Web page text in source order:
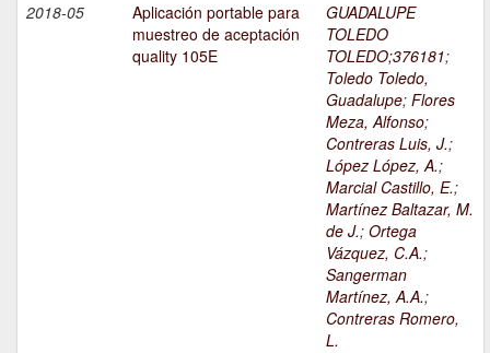
2018-05
Aplicación portable para
muestreo de aceptación
quality 105E
GUADALUPE
TOLEDO
TOLEDO;376181;
Toledo Toledo,
Guadalupe; Flores
Meza, Alfonso;
Contreras Luis, J.;
López López, A.;
Marcial Castillo, E.;
Martínez Baltazar, M.
de J.; Ortega
Vázquez, C.A.;
Sangerman
Martínez, A.A.;
Contreras Romero,
L.